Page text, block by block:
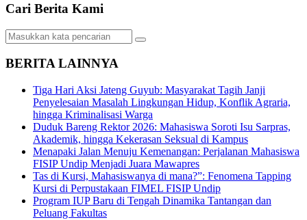
Cari Berita Kami
BERITA LAINNYA
Tiga Hari Aksi Jateng Guyub: Masyarakat Tagih Janji
Penyelesaian Masalah Lingkungan Hidup, Konflik Agraria,
hingga Kriminalisasi Warga
Duduk Bareng Rektor 2026: Mahasiswa Soroti Isu Sarpras,
Akademik, hingga Kekerasan Seksual di Kampus
Menapaki Jalan Menuju Kemenangan: Perjalanan Mahasiswa
FISIP Undip Menjadi Juara Mawapres
Tas di Kursi, Mahasiswanya di mana?”: Fenomena Tapping
Kursi di Perpustakaan FIMEL FISIP Undip
Program IUP Baru di Tengah Dinamika Tantangan dan
Peluang Fakultas